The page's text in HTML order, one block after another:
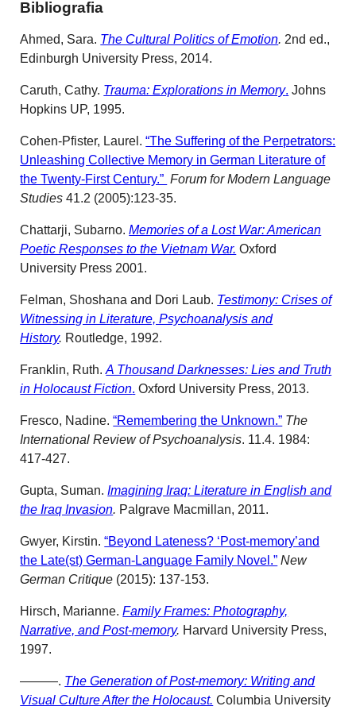
Bibliografia
Ahmed, Sara. The Cultural Politics of Emotion. 2nd ed.,
Edinburgh University Press, 2014.
Caruth, Cathy. Trauma: Explorations in Memory. Johns
Hopkins UP, 1995.
Cohen-Pfister, Laurel.“The Suffering of the Perpetrators:
Unleashing Collective Memory in German Literature of
the Twenty-First Century.” Forum for Modern Language
Studies 41.2 (2005):123-35.
Chattarji, Subarno.Memories of a Lost War: American
Poetic Responses to the Vietnam War. Oxford
University Press 2001.
Felman, Shoshana and Dori Laub. Testimony: Crises of
Witnessing in Literature, Psychoanalysis and
History. Routledge, 1992.
Franklin, Ruth.A Thousand Darknesses: Lies and Truth
in Holocaust Fiction. Oxford University Press, 2013.
Fresco, Nadine.“Remembering the Unknown.” The
International Review of Psychoanalysis. 11.4. 1984:
417-427.
Gupta, Suman.Imagining Iraq: Literature in English and
the Iraq Invasion. Palgrave Macmillan, 2011.
Gwyer, Kirstin.“Beyond Lateness? ‘Post-memory’and
the Late(st) German-Language Family Novel.” New
German Critique (2015): 137-153.
Hirsch, Marianne.Family Frames: Photography,
Narrative, and Post-memory. Harvard University Press,
1997.
———. The Generation of Post-memory: Writing and
Visual Culture After the Holocaust. Columbia University